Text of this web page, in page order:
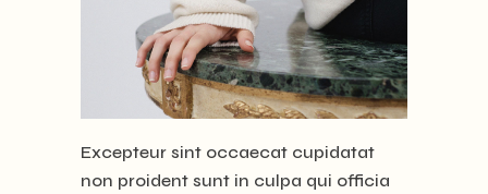
Excepteur sint occaecat cupidatat
non proident sunt in culpa qui officia